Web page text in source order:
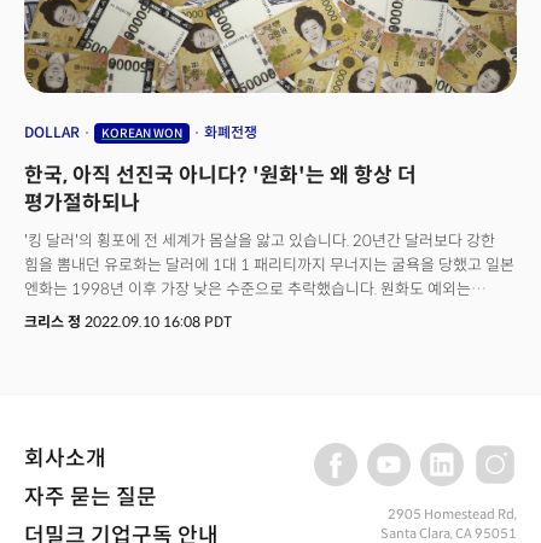
DOLLAR KOREAN WON 화폐전쟁
한국, 아직 선진국 아니다? '원화'는 왜 항상 더
평가절하되나
'킹 달러'의 횡포에 전 세계가 몸살을 앓고 있습니다. 20년간 달러보다 강한
힘을 뽐내던 유로화는 달러에 1대 1 패리티까지 무너지는 굴욕을 당했고 일본
엔화는 1998년 이후 가장 낮은 수준으로 추락했습니다. 원화도 예외는
아닙니다. 2009년 금융위기 이후 처음으로 달러당 1390원을 돌파했습니다.
그렇다고는 해도 달러의 지배력은 언뜻 이해가 되지 않는 부분이 있습니다.
미국은 과거처럼 더 이상 세계 경제의 40%를 차지하지 않습니다. 미국 경제는
이제 세계 경제의 25% 수준으로 줄었고 미국과 비슷한 규모의 '대륙'인
'유럽'의 유로화와 '중국'의 위안화가 있습니다. 달러 패권을 줄이기 위해
크리스 정 2022.09.10 16:08 PDT
회사소개
자주 묻는 질문
더밀크 기업구독 안내
2905 Homestead Rd,
Santa Clara, CA 95051